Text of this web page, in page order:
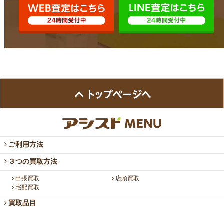
ご利用方法
３つの買取方法
出張買取
店頭買取
宅配買取
買取品目